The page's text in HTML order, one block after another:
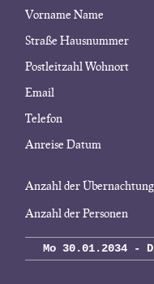
Vorname Name
Straße Hausnummer
Postleitzahl Wohnort
Email
Telefon
Anreise Datum
Anzahl der
Anzahl der Personen
Mo 30.01.2034 -